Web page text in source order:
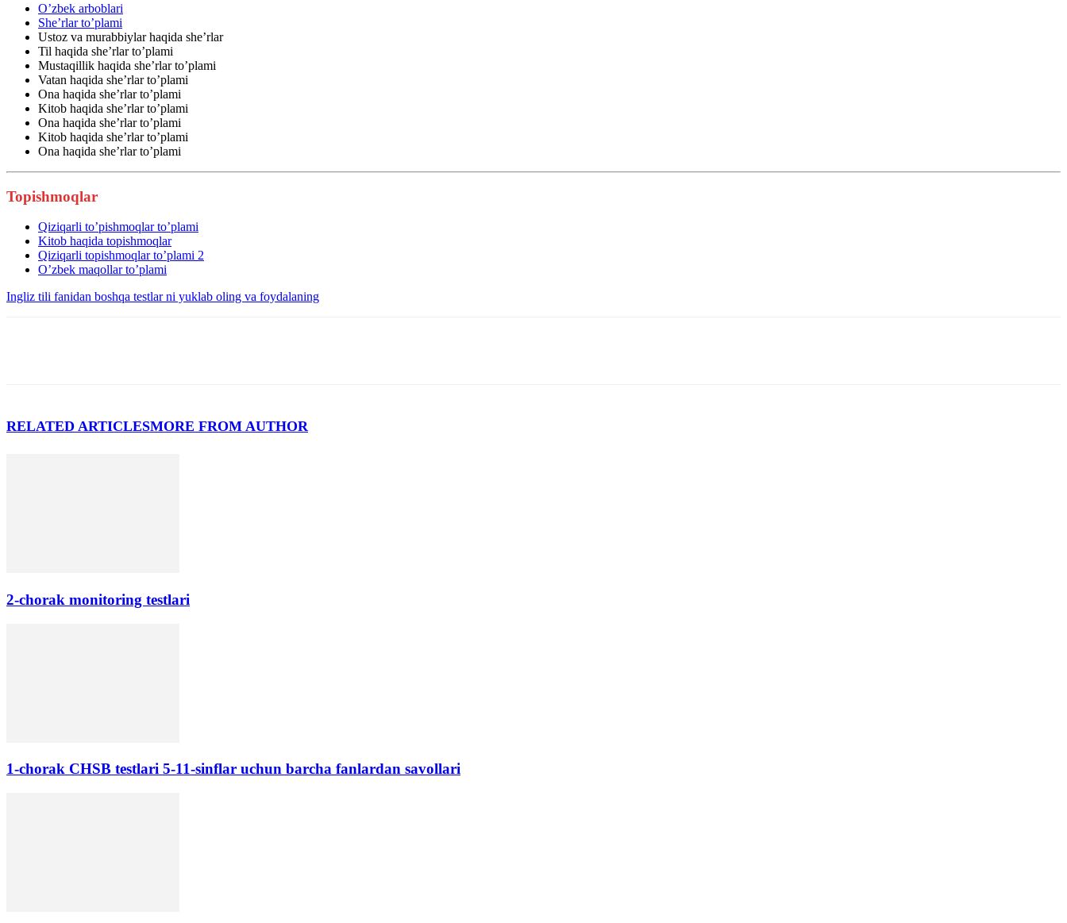
O’zbek arboblari
She’rlar to’plami
Ustoz va murabbiylar haqida she’rlar
Til haqida she’rlar to’plami
Mustaqillik haqida she’rlar to’plami
Vatan haqida she’rlar to’plami
Ona haqida she’rlar to’plami
Kitob haqida she’rlar to’plami
Ona haqida she’rlar to’plami
Kitob haqida she’rlar to’plami
Ona haqida she’rlar to’plami
Topishmoqlar
Qiziqarli to’pishmoqlar to’plami
Kitob haqida topishmoqlar
Qiziqarli topishmoqlar to’plami 2
O’zbek maqollar to’plami
Ingliz tili fanidan boshqa testlar ni yuklab oling va foydalaning
RELATED ARTICLESMORE FROM AUTHOR
2-chorak monitoring testlari
1-chorak CHSB testlari 5-11-sinflar uchun barcha fanlardan savollari